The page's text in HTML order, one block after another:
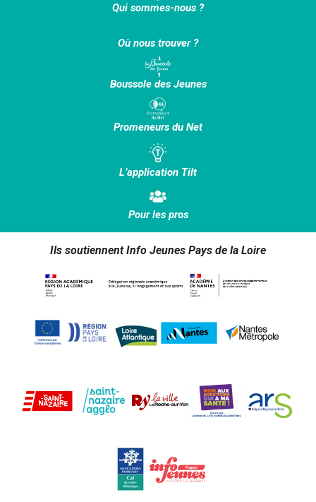
Qui sommes-nous ?
Où nous trouver ?
Boussole des Jeunes
Promeneurs du Net
L’application Tilt
Pour les pros
Ils soutiennent Info Jeunes Pays de la Loire